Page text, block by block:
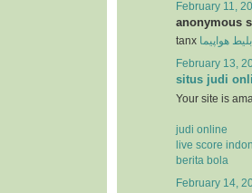
February 11,
anonymous
tanx بلیط هواپیما
February 13,
situs judi
Your site is
judi online
live score
berita bola
February 14,